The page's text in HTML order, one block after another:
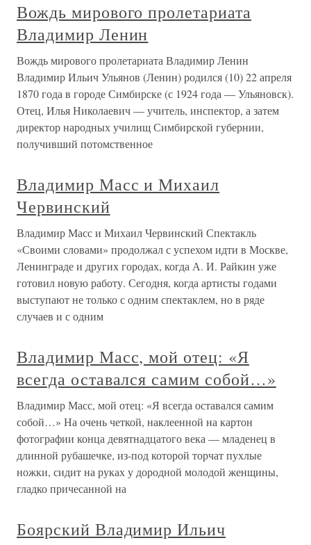
Вождь мирового пролетариата
Владимир Ленин
Вождь мирового пролетариата Владимир Ленин
Владимир Ильич Ульянов (Ленин) родился (10) 22 апреля
1870 года в городе Симбирске (с 1924 года — Ульяновск).
Отец, Илья Николаевич — учитель, инспектор, а затем
директор народных училищ Симбирской губернии,
получивший потомственное
Владимир Масс и Михаил
Червинский
Владимир Масс и Михаил Червинский Спектакль
«Своими словами» продолжал с успехом идти в Москве,
Ленинграде и других городах, когда А. И. Райкин уже
готовил новую работу. Сегодня, когда артисты годами
выступают не только с одним спектаклем, но в ряде
случаев и с одним
Владимир Масс, мой отец: «Я
всегда оставался самим собой…»
Владимир Масс, мой отец: «Я всегда оставался самим
собой…» На очень четкой, наклеенной на картон
фотографии конца девятнадцатого века — младенец в
длинной рубашечке, из-под которой торчат пухлые
ножки, сидит на руках у дородной молодой женщины,
гладко причесанной на
Боярский Владимир Ильич